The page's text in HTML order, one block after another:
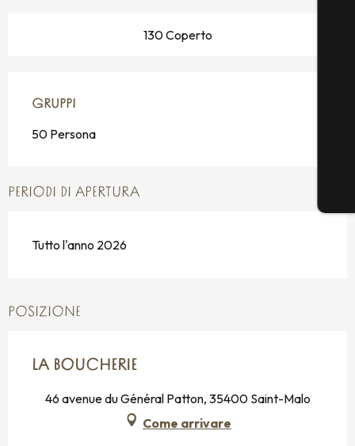
130 Coperto
GRUPPI
GRUPPI
50 Persona
PERIODI DI APERTURA
Tutto l'anno 2026
POSIZIONE
LA BOUCHERIE
46 avenue du Général Patton, 35400 Saint-Malo
Come arrivare